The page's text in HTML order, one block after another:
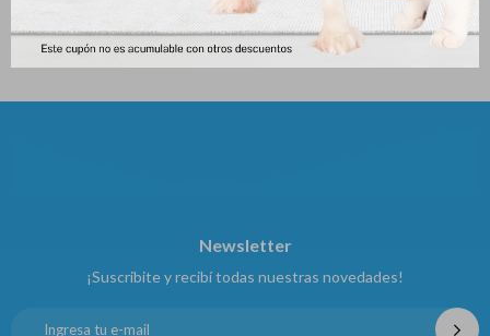
Newsletter
¡Suscribite y recibí todas nuestras novedades!